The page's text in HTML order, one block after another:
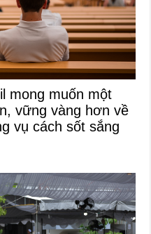
mong muốn một
vững vàng hơn về
vụ cách sốt sắng